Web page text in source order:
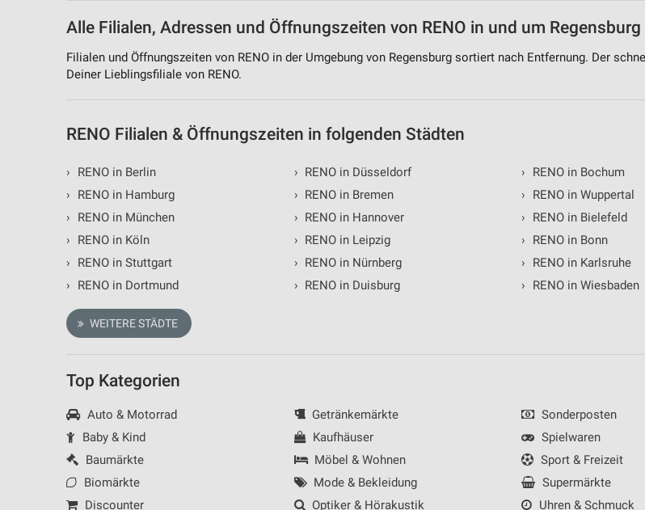
Alle Filialen, Adressen und Öffnungszeiten von RENO in und um Regensburg
Filialen und Öffnungszeiten von RENO in der Umgebung von Regensburg sortiert nach Entfernung. Der
Deiner Lieblingsfiliale von RENO.
RENO Filialen & Öffnungszeiten in folgenden Städten
›
RENO in Berlin
›
RENO in Hamburg
›
RENO in München
›
RENO in Köln
›
RENO in Stuttgart
›
RENO in Dortmund
› RENO in Düsseldorf
› RENO in Bremen
› RENO in Hannover
› RENO in Leipzig
› RENO in Nürnberg
› RENO in Duisburg
›
RENO in Bochum
›
RENO in Wuppertal
›
RENO in Bielefeld
›
RENO in Bonn
›
RENO in Karlsruhe
›
RENO in Wiesbaden
WEITERE STÄDTE
Top Kategorien
Auto & Motorrad
Baby & Kind
Baumärkte
Biomärkte
Discounter
Getränkemärkte
Kaufhäuser
Möbel & Wohnen
Mode & Bekleidung
Optiker & Hörakustik
Sonderposten
Spielwaren
Sport & Freizeit
Supermärkte
Uhren & Schmuck
Nicht-IAB-Verarbeitungszwecke:
Performance